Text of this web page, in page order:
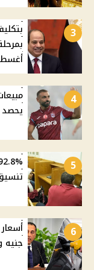
3
4
5
تنسيق
6
جنيه